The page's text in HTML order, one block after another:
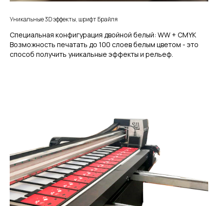
Уникальные 3D эффекты, шрифт Брайля
Специальная конфигурация двойной белый: WW + CMYK
Возможность печатать до 100 слоев белым цветом - это
способ получить уникальные эффекты и рельеф.